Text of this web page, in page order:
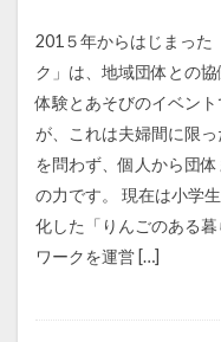
201５年からはじまった
ク」は、地域団体との
体験とあそびのイベン
が、これは夫婦間に限
を問わず、個人から団
の力です。 現在は小学
化した「りんごのある
ワークを運営 […]